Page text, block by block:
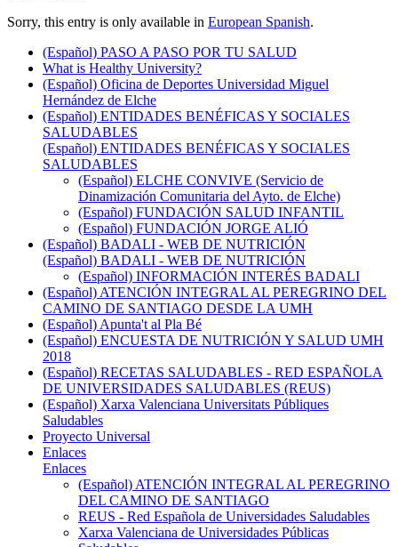
Sorry, this entry is only available in European Spanish.
(Español) PASO A PASO POR TU SALUD
What is Healthy University?
(Español) Oficina de Deportes Universidad Miguel
Hernández de Elche
(Español) ENTIDADES BENÉFICAS Y SOCIALES
SALUDABLES
(Español) ENTIDADES BENÉFICAS Y SOCIALES
SALUDABLES
(Español) ELCHE CONVIVE (Servicio de
Dinamización Comunitaria del Ayto. de Elche)
(Español) FUNDACIÓN SALUD INFANTIL
(Español) FUNDACIÓN JORGE ALIÓ
(Español) BADALI - WEB DE NUTRICIÓN
(Español) BADALI - WEB DE NUTRICIÓN
(Español) INFORMACIÓN INTERÉS BADALI
(Español) ATENCIÓN INTEGRAL AL PEREGRINO DEL
CAMINO DE SANTIAGO DESDE LA UMH
(Español) Apunta't al Pla Bé
(Español) ENCUESTA DE NUTRICIÓN Y SALUD UMH
2018
(Español) RECETAS SALUDABLES - RED ESPAÑOLA
DE UNIVERSIDADES SALUDABLES (REUS)
(Español) Xarxa Valenciana Universitats Públiques
Saludables
Proyecto Universal
Enlaces
Enlaces
(Español) ATENCIÓN INTEGRAL AL PEREGRINO
DEL CAMINO DE SANTIAGO
REUS - Red Española de Universidades Saludables
Xarxa Valenciana de Universidades Públicas